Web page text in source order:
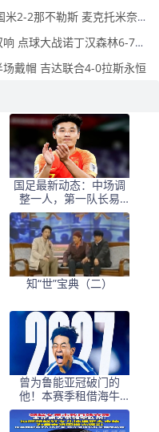
2026年01月12日 6轮连胜终结！国米2-2那不勒斯 麦克托米奈双响恰20点射孔蒂染红
2026年01月10日 足总杯-奥多伊双响 点球大战诺丁汉森林6-7雷克瑟姆
戴帽 吉达联合4-0拉斯永恒
国足最新动态：中场调
整一人，第一队长易
主，张玉宁让位毫无争
议
知“世”宝典（二）
曾为鲁能亚冠破门的
他！本赛季租借海牛
后，出场时间还没邝兆
镭多